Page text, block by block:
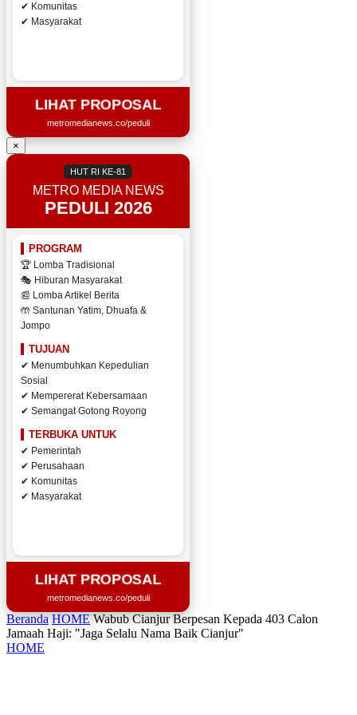
✔ Komunitas
✔ Masyarakat
LIHAT PROPOSAL
metromedianews.co/peduli
×
HUT RI KE-81
METRO MEDIA NEWS
PEDULI 2026
PROGRAM
🏆 Lomba Tradisional
🎭 Hiburan Masyarakat
📰 Lomba Artikel Berita
🤲 Santunan Yatim, Dhuafa &
Jompo
TUJUAN
✔ Menumbuhkan Kepedulian
Sosial
✔ Mempererat Kebersamaan
✔ Semangat Gotong Royong
TERBUKA UNTUK
✔ Pemerintah
✔ Perusahaan
✔ Komunitas
✔ Masyarakat
LIHAT PROPOSAL
metromedianews.co/peduli
Beranda HOME Wabub Cianjur Berpesan Kepada 403 Calon
Jamaah Haji: "Jaga Selalu Nama Baik Cianjur"
HOME